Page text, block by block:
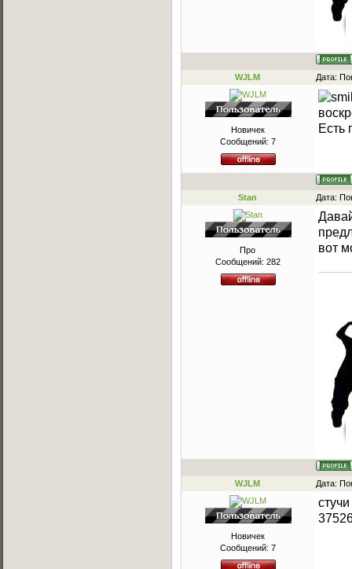
WJLM Дата:
Новичек
Сообщений: 7
Есть
Stan Дата:
Про
Сообщений: 282
вот
WJLM Дата:
Новичек
Сообщений: 7